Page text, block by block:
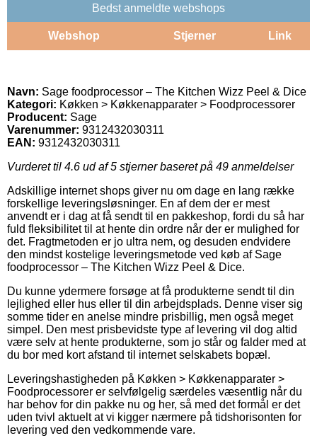
Bedst anmeldte webshops
Webshop Stjerner Link
Navn: Sage foodprocessor – The Kitchen Wizz Peel & Dice
Kategori: Køkken > Køkkenapparater > Foodprocessorer
Producent: Sage
Varenummer: 9312432030311
EAN: 9312432030311
Vurderet til 4.6 ud af 5 stjerner baseret på 49 anmeldelser
Adskillige internet shops giver nu om dage en lang række
forskellige leveringsløsninger. En af dem der er mest
anvendt er i dag at få sendt til en pakkeshop, fordi du så har
fuld fleksibilitet til at hente din ordre når der er mulighed for
det. Fragtmetoden er jo ultra nem, og desuden endvidere
den mindst kostelige leveringsmetode ved køb af Sage
foodprocessor – The Kitchen Wizz Peel & Dice.
Du kunne ydermere forsøge at få produkterne sendt til din
lejlighed eller hus eller til din arbejdsplads. Denne viser sig
somme tider en anelse mindre prisbillig, men også meget
simpel. Den mest prisbevidste type af levering vil dog altid
være selv at hente produkterne, som jo står og falder med at
du bor med kort afstand til internet selskabets bopæl.
Leveringshastigheden på Køkken > Køkkenapparater >
Foodprocessorer er selvfølgelig særdeles væsentlig når du
har behov for din pakke nu og her, så med det formål er det
uden tvivl aktuelt at vi kigger nærmere på tidshorisonten for
levering ved den vedkommende vare.